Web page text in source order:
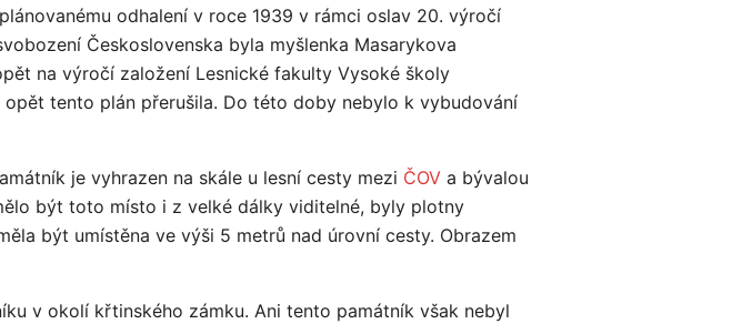
odhalení v roce 1939 v rámci oslav 20. výročí
Československa byla myšlenka Masarykova
na výročí založení Lesnické fakulty Vysoké školy
tento plán přerušila. Do této doby nebylo k vybudování
je vyhrazen na skále u lesní cesty mezi ČOV a bývalou
být toto místo i z velké dálky viditelné, byly plotny
být umístěna ve výši 5 metrů nad úrovní cesty. Obrazem
v okolí křtinského zámku. Ani tento památník však nebyl